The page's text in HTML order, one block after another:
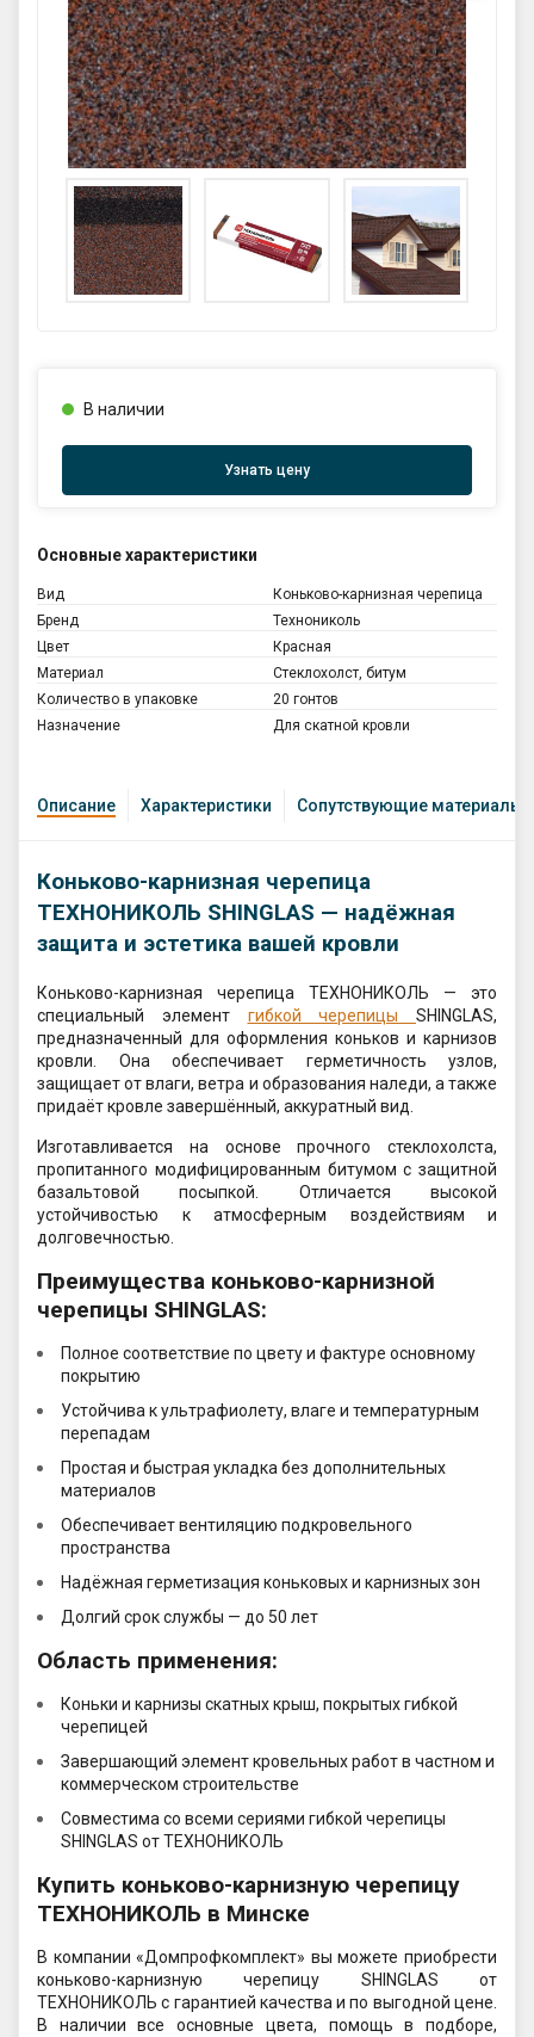
GPS координаты проезда к
складу:
53.85987990162563,27.420653302
90123
Основные характеристики
Вид
Коньково-карнизная черепица
Бренд
Технониколь
Цвет
Красная
Материал
Cтеклохолст, битум
Количество в упаковке
20 гонтов
Назначение
Для скатной кровли
В наличии
Узнать цену
Описание Характеристики Сопутствующие материалы
Коньково-карнизная черепица
ТЕХНОНИКОЛЬ SHINGLAS — надёжная
защита и эстетика вашей кровли
Коньково-карнизная черепица ТЕХНОНИКОЛЬ — это
специальный элемент гибкой черепицы SHINGLAS,
предназначенный для оформления коньков и карнизов
кровли. Она обеспечивает герметичность узлов,
защищает от влаги, ветра и образования наледи, а также
придаёт кровле завершённый, аккуратный вид.
Изготавливается на основе прочного стеклохолста,
пропитанного модифицированным битумом с защитной
базальтовой посыпкой. Отличается высокой
устойчивостью к атмосферным воздействиям и
долговечностью.
Преимущества коньково-карнизной
черепицы SHINGLAS:
Полное соответствие по цвету и фактуре основному
покрытию
Устойчива к ультрафиолету, влаге и температурным
перепадам
Простая и быстрая укладка без дополнительных
материалов
Обеспечивает вентиляцию подкровельного
пространства
Надёжная герметизация коньковых и карнизных зон
Долгий срок службы — до 50 лет
Область применения:
Коньки и карнизы скатных крыш, покрытых гибкой
черепицей
Завершающий элемент кровельных работ в частном и
коммерческом строительстве
Совместима со всеми сериями гибкой черепицы
SHINGLAS от ТЕХНОНИКОЛЬ
Купить коньково-карнизную черепицу
ТЕХНОНИКОЛЬ в Минске
В компании «Домпрофкомплект» вы можете приобрести
коньково-карнизную черепицу SHINGLAS от
ТЕХНОНИКОЛЬ с гарантией качества и по выгодной цене.
В наличии все основные цвета, помощь в подборе,